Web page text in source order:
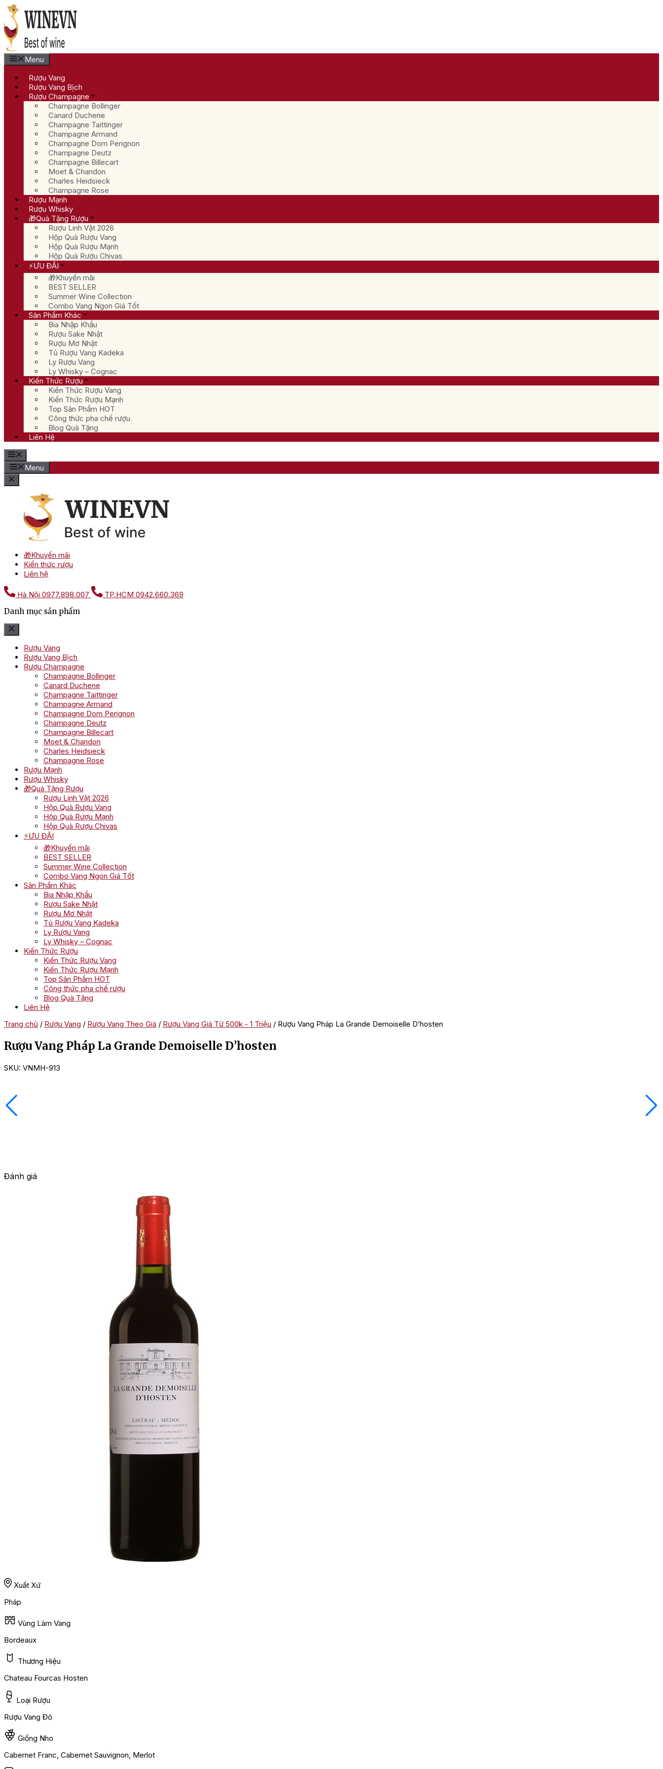
Chuyển
đến
nội
dung
Menu
Rượu Vang
Rượu Vang Bịch
Rượu Champagne
Champagne Bollinger
Canard Duchene
Champagne Taittinger
Champagne Armand
Champagne Dom Perignon
Champagne Deutz
Champagne Billecart
Moet & Chandon
Charles Heidsieck
Champagne Rose
Rượu Mạnh
Rượu Whisky
🎁Quà Tặng Rượu
Rượu Linh Vật 2026
Hộp Quà Rượu Vang
Hộp Quà Rượu Mạnh
Hộp Quà Rượu Chivas
⚡ƯU ĐÃI
🎁Khuyến mãi
BEST SELLER
Summer Wine Collection
Combo Vang Ngon Giá Tốt
Sản Phẩm Khác
Bia Nhập Khẩu
Rượu Sake Nhật
Rượu Mơ Nhật
Tủ Rượu Vang Kadeka
Ly Rượu Vang
Ly Whisky – Cognac
Kiến Thức Rượu
Kiến Thức Rượu Vang
Kiến Thức Rượu Mạnh
Top Sản Phẩm HOT
Công thức pha chế rượu
Blog Quà Tặng
Liên Hệ
Menu
🎁Khuyến mãi
Kiến thức rượu
Liên hệ
Hà Nội 0977.898.007 TP.HCM 0942.660.369
Danh mục sản phẩm
Rượu Vang
Rượu Vang Bịch
Rượu Champagne
Champagne Bollinger
Canard Duchene
Champagne Taittinger
Champagne Armand
Champagne Dom Perignon
Champagne Deutz
Champagne Billecart
Moet & Chandon
Charles Heidsieck
Champagne Rose
Rượu Mạnh
Rượu Whisky
🎁Quà Tặng Rượu
Rượu Linh Vật 2026
Hộp Quà Rượu Vang
Hộp Quà Rượu Mạnh
Hộp Quà Rượu Chivas
⚡ƯU ĐÃI
🎁Khuyến mãi
BEST SELLER
Summer Wine Collection
Combo Vang Ngon Giá Tốt
Sản Phẩm Khác
Bia Nhập Khẩu
Rượu Sake Nhật
Rượu Mơ Nhật
Tủ Rượu Vang Kadeka
Ly Rượu Vang
Ly Whisky – Cognac
Kiến Thức Rượu
Kiến Thức Rượu Vang
Kiến Thức Rượu Mạnh
Top Sản Phẩm HOT
Công thức pha chế rượu
Blog Quà Tặng
Liên Hệ
Trang chủ / Rượu Vang / Rượu Vang Theo Giá / Rượu Vang Giá Từ 500k - 1 Triệu / Rượu Vang Pháp La Grande Demoiselle D’hosten
Rượu Vang Pháp La Grande Demoiselle D’hosten
SKU: VNMH-913
Đánh giá
Xuất Xứ
Pháp
Vùng Làm Vang
Bordeaux
Thương Hiệu
Chateau Fourcas Hosten
Loại Rượu
Rượu Vang Đỏ
Giống Nho
Cabernet Franc, Cabernet Sauvignon, Merlot